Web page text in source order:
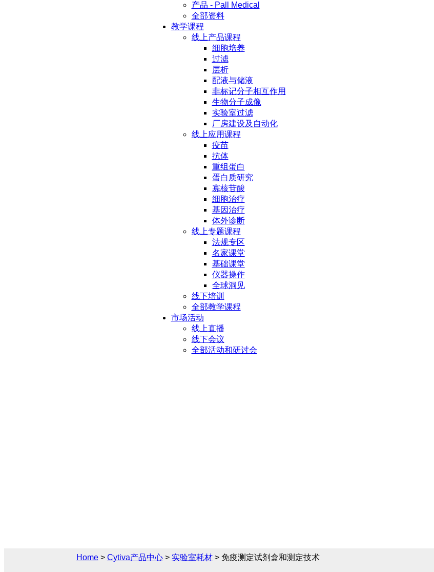
产品 - Pall Medical
全部资料
教学课程
线上产品课程
细胞培养
过滤
层析
配液与储液
非标记分子相互作用
生物分子成像
实验室过滤
厂房建设及自动化
线上应用课程
疫苗
抗体
重组蛋白
蛋白质研究
寡核苷酸
细胞治疗
基因治疗
体外诊断
线上专题课程
法规专区
名家课堂
基础课堂
仪器操作
全球洞见
线下培训
全部教学课程
市场活动
线上直播
线下会议
全部活动和研讨会
Home> Cytiva产品中心> 实验室耗材> 免疫测定试剂盒和测定技术